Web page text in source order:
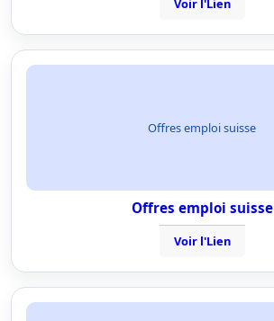
Voir l'Lien
Offres emploi suisse
Offres emploi suisse
Voir l'Lien